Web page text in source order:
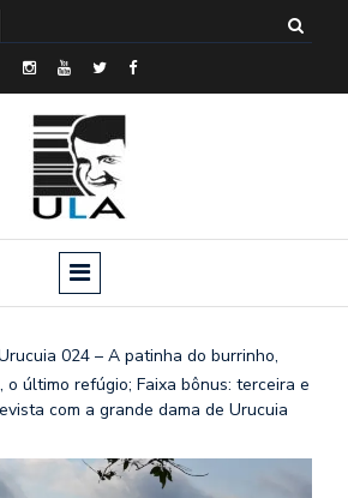
024 – A patinha do burrinho,
o último refúgio; Faixa bônus: terceira e
com a grande dama de Urucuia